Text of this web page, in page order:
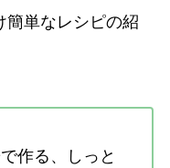
簡単なレシピの紹
作る、しっと